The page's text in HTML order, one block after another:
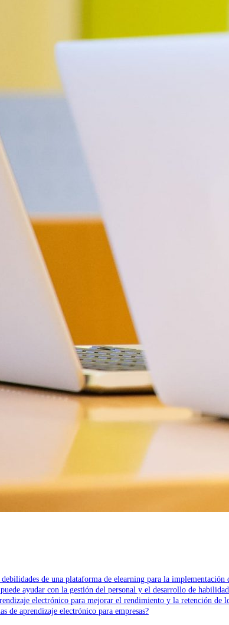
de una plataforma de elearning para la implementación
ayudar con la gestión del personal y el desarrollo de
electrónico para mejorar el rendimiento y la retención de
de aprendizaje electrónico para empresas?